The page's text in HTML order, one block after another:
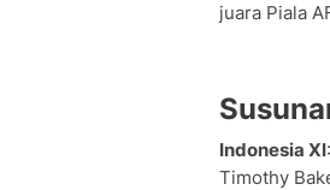
juara Piala
Indonesia XI
Timothy